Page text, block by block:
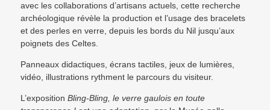
avec les collaborations d’artisans actuels, cette recherche
archéologique révèle la production et l’usage des bracelets
et des perles en verre, depuis les bords du Nil jusqu’aux
poignets des Celtes.
Panneaux didactiques, écrans tactiles, jeux de lumières,
vidéo, illustrations rythment le parcours du visiteur.
L’expositionBling-Bling, le verre gaulois en toute